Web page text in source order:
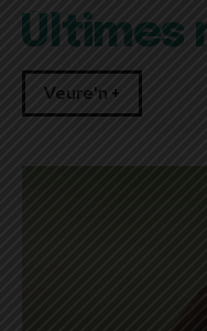
Últimes
Veure'n +